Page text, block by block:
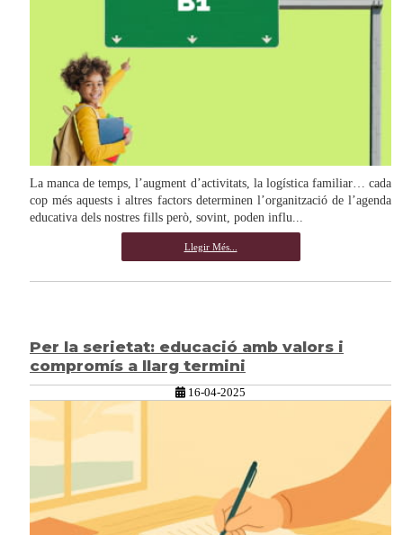
La manca de temps, l’augment d’activitats, la logística familiar… cada
cop més aquests i altres factors determinen l’organització de l’agenda
educativa dels nostres fills però, sovint, poden influ...
Llegir Més...
Per la serietat: educació amb valors i
compromís a llarg termini
16-04-2025